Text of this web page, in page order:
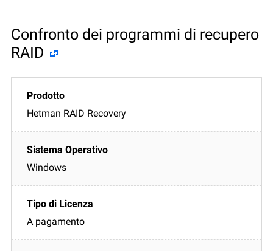
Confronto dei programmi di recupero
RAID
Hetman RAID Recovery
Windows
A pagamento